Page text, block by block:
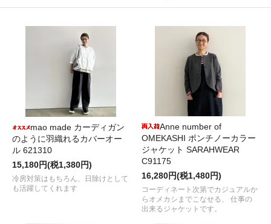
mao made カーディガン
のように羽織れるカバーオー
ル 621310
15,180円(税1,380円)
冷房対策はもちろん、日除けとして
も活躍してくれます
Anne number of
OMEKASHI ポンチノーカラー
ジャケット SARAHWEAR
C91175
16,280円(税1,480円)
コーディネート次第でカジュアルか
らオメカシまでこなせる、 仕事の
出来るジャケットです。